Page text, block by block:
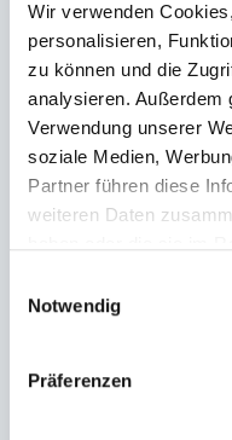
Wir verwenden
personalisieren,
zu können und die
analysieren. Außerdem
Verwendung unserer
soziale Medien,
Partner führen diese
weiteren Daten
Notwendig
Präferenzen
Zum Segelsetzen werden